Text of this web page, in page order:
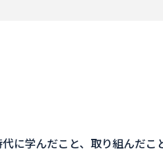
に学んだこと、取り組んだこ